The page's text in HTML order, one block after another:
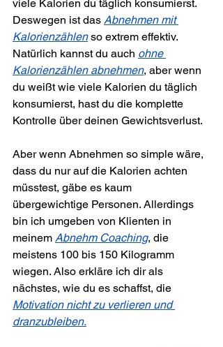
viele Kalorien du täglich konsumierst.
Deswegen ist das Abnehmen mit
Kalorienzählen so extrem effektiv.
Natürlich kannst du auch ohne
Kalorienzählen abnehmen, aber wenn
du weißt wie viele Kalorien du täglich
konsumierst, hast du die komplette
Kontrolle über deinen Gewichtsverlust.
Aber wenn Abnehmen so simple wäre,
dass du nur auf die Kalorien achten
müsstest, gäbe es kaum
übergewichtige Personen. Allerdings
bin ich umgeben von Klienten in
meinem Abnehm Coaching, die
meistens 100 bis 150 Kilogramm
wiegen. Also erkläre ich dir als
nächstes, wie du es schaffst, die
Motivation nicht zu verlieren und
dranzubleiben.